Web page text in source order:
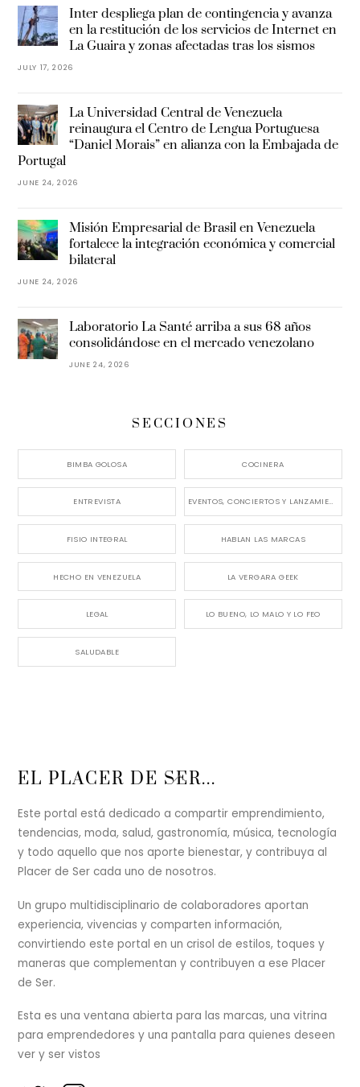
Inter despliega plan de contingencia y avanza
en la restitución de los servicios de Internet en
La Guaira y zonas afectadas tras los sismos
JULY 17, 2026
La Universidad Central de Venezuela
reinaugura el Centro de Lengua Portuguesa
“Daniel Morais” en alianza con la Embajada de
Portugal
JUNE 24, 2026
Misión Empresarial de Brasil en Venezuela
fortalece la integración económica y comercial
bilateral
JUNE 24, 2026
Laboratorio La Santé arriba a sus 68 años
consolidándose en el mercado venezolano
JUNE 24, 2026
SECCIONES
BIMBA GOLOSA COCINERA
ENTREVISTA EVENTOS, CONCIERTOS Y LANZAMIENTOS
FISIO INTEGRAL HABLAN LAS MARCAS
HECHO EN VENEZUELA LA VERGARA GEEK
LEGAL LO BUENO, LO MALO Y LO FEO
SALUDABLE
Back
Top
EL PLACER DE SER...
Este portal está dedicado a compartir emprendimiento,
tendencias, moda, salud, gastronomía, música, tecnología
y todo aquello que nos aporte bienestar, y contribuya al
Placer de Ser cada uno de nosotros.
Un grupo multidisciplinario de colaboradores aportan
experiencia, vivencias y comparten información,
convirtiendo este portal en un crisol de estilos, toques y
maneras que complementan y contribuyen a ese Placer
de Ser.
Esta es una ventana abierta para las marcas, una vitrina
para emprendedores y una pantalla para quienes deseen
ver y ser vistos